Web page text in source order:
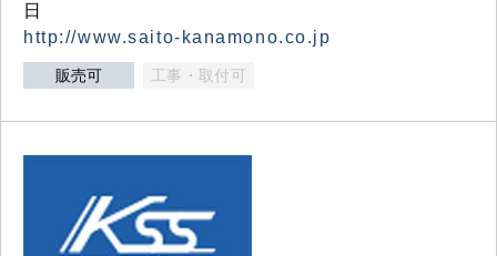
日
http://www.saito-kanamono.co.jp
販売可 工事・取付可